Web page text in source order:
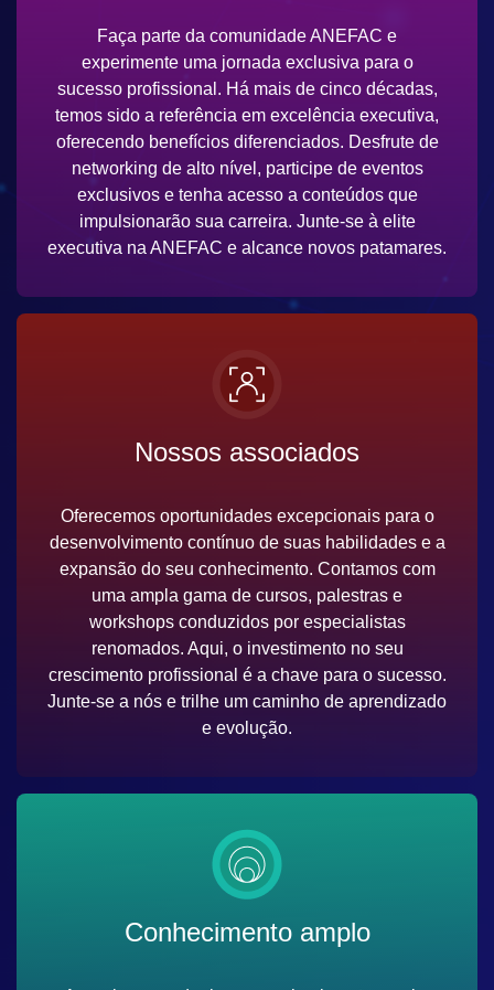
Faça parte da comunidade ANEFAC e
experimente uma jornada exclusiva para o
sucesso profissional. Há mais de cinco décadas,
temos sido a referência em excelência executiva,
oferecendo benefícios diferenciados. Desfrute de
networking de alto nível, participe de eventos
exclusivos e tenha acesso a conteúdos que
impulsionarão sua carreira. Junte-se à elite
executiva na ANEFAC e alcance novos patamares.
Nossos associados
Oferecemos oportunidades excepcionais para o
desenvolvimento contínuo de suas habilidades e a
expansão do seu conhecimento. Contamos com
uma ampla gama de cursos, palestras e
workshops conduzidos por especialistas
renomados. Aqui, o investimento no seu
crescimento profissional é a chave para o sucesso.
Junte-se a nós e trilhe um caminho de aprendizado
e evolução.
Conhecimento amplo